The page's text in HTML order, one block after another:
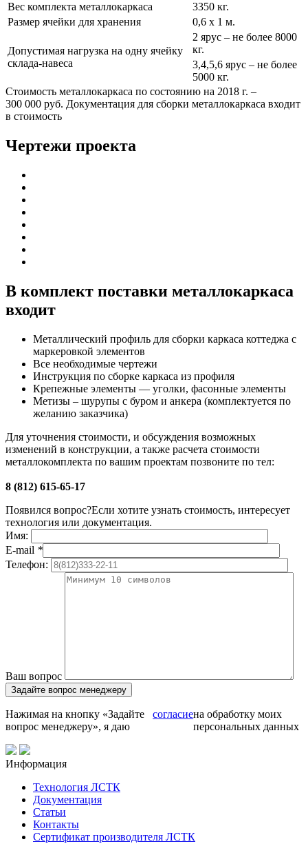
Вес комплекта металлокаркаса
3350 кг.
Размер ячейки для хранения
0,6 х 1 м.
Допустимая нагрузка на одну ячейку
склада-навеса
2 ярус – не более 8000
кг.
3,4,5,6 ярус – не более
5000 кг.
Стоимость металлокаркаса по состоянию на 2018 г. –
300 000 руб. Документация для сборки металлокаркаса входит
в стоимость
Чертежи проекта
В комплект поставки металлокаркаса
входит
Металлический профиль для сборки каркаса коттеджа с
маркеровкой элементов
Все необходимые чертежи
Инструкция по сборке каркаса из профиля
Крепежные элементы — уголки, фасонные элементы
Метизы – шурупы с буром и анкера (комплектуется по
желанию заказчика)
Для уточнения стоимости, и обсуждения возможных
изменений в конструкции, а также расчета стоимости
металлокомплекта по вашим проектам позвоните по тел:
8 (812) 615-65-17
Появился вопрос?Если хотите узнать стоимость, интересует
технология или документация.
Имя:
E-mail *
Телефон:
Ваш вопрос
Нажимая на кнопку «Задайте
вопрос менеджеру», я даю
согласиена обработку моих
персональных данных
Информация
Технология ЛСТК
Документация
Статьи
Контакты
Сертификат производителя ЛСТК